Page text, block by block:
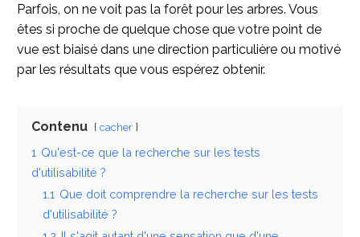
Parfois, on ne voit pas la forêt pour les arbres. Vous
êtes si proche de quelque chose que votre point de
vue est biaisé dans une direction particulière ou motivé
par les résultats que vous espérez obtenir.
Contenu cacher
1 Qu'est-ce que la recherche sur les tests
d'utilisabilité ?
1.1 Que doit comprendre la recherche sur les tests
d'utilisabilité ?